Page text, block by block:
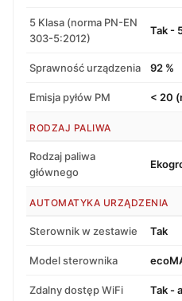
5 Klasa (norma PN-EN
303-5:2012)
Tak -
Sprawność urządzenia 92 %
Emisja pyłów PM < 20
RODZAJ PALIWA
Rodzaj paliwa
głównego
AUTOMATYKA URZĄDZENIA
Sterownik w zestawie Tak
Model sterownika
Zdalny dostęp WiFi Tak -